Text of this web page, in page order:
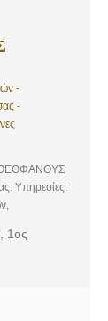
-
-
Υπηρεσίες:
1ος